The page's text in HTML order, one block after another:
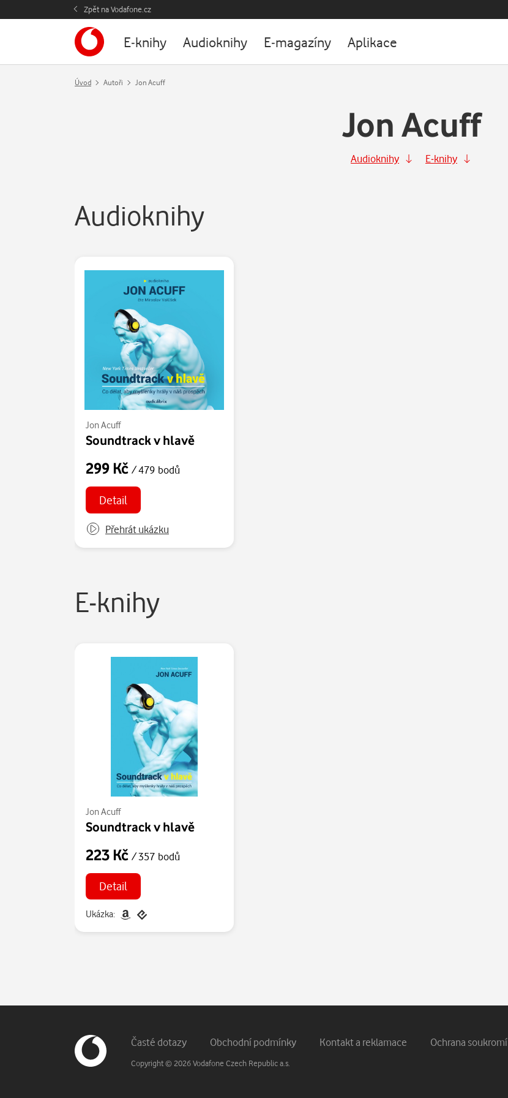
Zpět na Vodafone.cz
E-knihy Audioknihy E-magazíny Aplikace
Úvod Autoři Jon Acuff
Jon Acuff
Audioknihy E-knihy
Audioknihy
Jon Acuff
Soundtrack v hlavě
299 Kč / 479 bodů
Detail
Přehrát ukázku
E-knihy
Jon Acuff
Soundtrack v hlavě
223 Kč / 357 bodů
Detail
Ukázka:
Patička webu
Vedlejší navigace
Časté dotazy Obchodní podmínky Kontakt a reklamace Ochrana soukromí
Copyright © 2026 Vodafone Czech Republic a.s.